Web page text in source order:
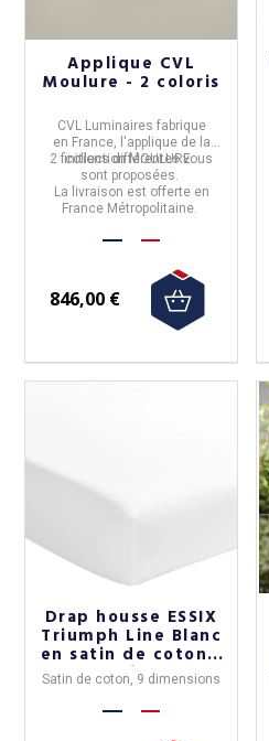
Applique CVL
Moulure - 2 coloris
CVL Luminaires fabrique
en France, l'appliquede la
collectionMOULURE.
2 finitionsdifférentes vous
sont proposées.
La livraison est offerte en
France Métropolitaine.
846,00 €
Drap housse ESSIX
Triumph Line Blanc
en satin de coton -
9 tailles
Satin de coton, 9 dimensions